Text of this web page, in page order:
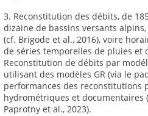
3. Reconstitution des débits, de
dizaine de bassins versants
(cf. Brigode et al., 2016), voire
de séries temporelles de pluies et
Reconstitution de débits par
utilisant des modèles GR (via le
performances des reconstitutions
hydrométriques et documentaires
Paprotny et al., 2023).